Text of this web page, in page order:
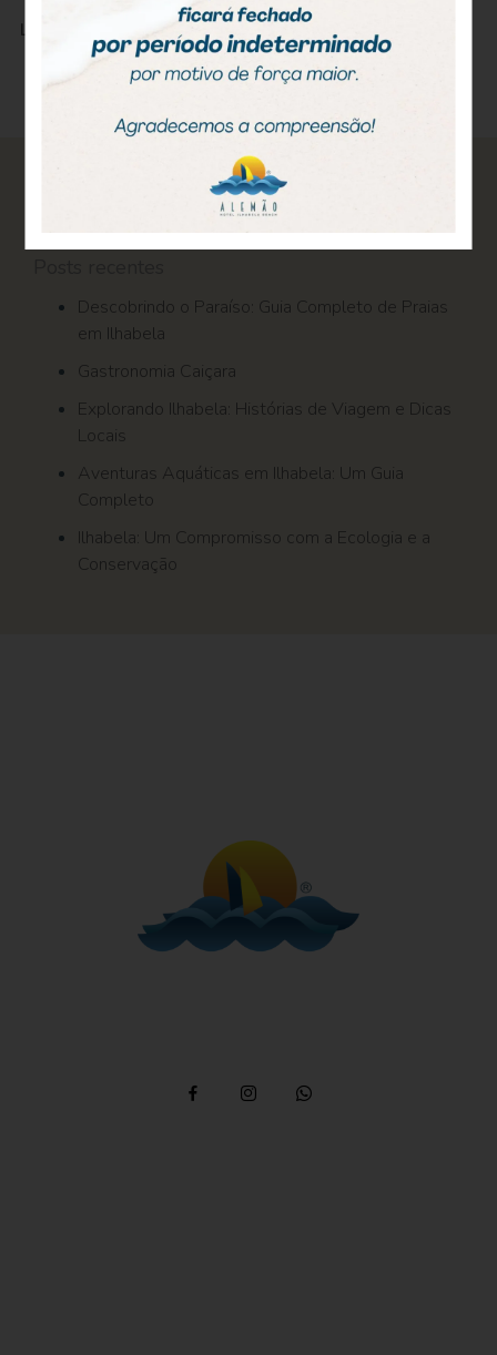
LEIA MAIS
Descobrindo o Paraíso: Guia Completo de Praias
em Ilhabela
Gastronomia Caiçara
Explorando Ilhabela: Histórias de Viagem e Dicas
Locais
Aventuras Aquáticas em Ilhabela: Um Guia
Completo
Ilhabela: Um Compromisso com a Ecologia e a
Conservação